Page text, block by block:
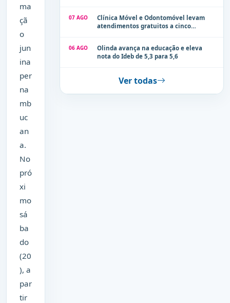
ma
çã
o
jun
ina
per
na
mb
uc
an
a.
No
pró
xi
mo
sá
ba
do
(20
), a
par
tir
07 AGO
Clínica Móvel e Odontomóvel levam
atendimentos gratuitos a cinco
06 AGO
Olinda avança na educação e eleva
nota do Ideb de 5,3 para 5,6
Ver todas